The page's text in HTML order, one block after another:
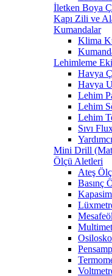
İletken Boya
Kapı Zili ve
Kumandalar
Klima
Lehimleme
Havya
Havya
Lehim
Lehim
Lehim
Sıvı
Mini Drill
Ölçü Aletleri
Ateş
Basınç